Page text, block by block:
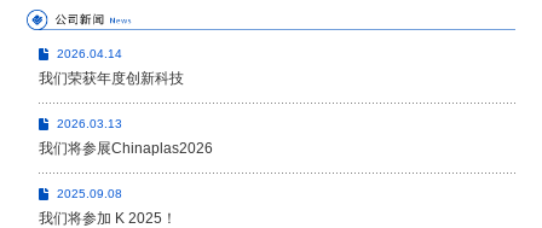
2026.04.14
我们荣获年度创新科技
2026.03.13
我们将参展Chinaplas2026
2025.09.08
我们将参加 K 2025！